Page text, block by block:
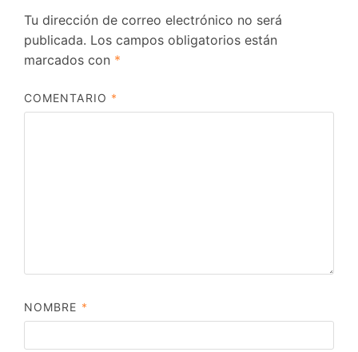
Tu dirección de correo electrónico no será
publicada. Los campos obligatorios están
marcados con *
COMENTARIO *
NOMBRE *